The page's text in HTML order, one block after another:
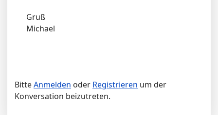
Gruß
Michael
BitteAnmelden oder Registrieren um der
Konversation beizutreten.